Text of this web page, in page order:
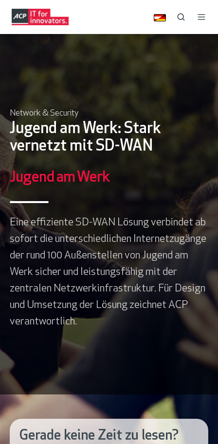
Network & Security
Jugend am Werk: Stark
vernetzt mit SD-WAN
Jugend am Werk
Eine effiziente SD-WAN Lösung verbindet ab
sofort die unterschiedlichen Internetzugänge
der rund 100 Außenstellen von Jugend am
Werk sicher und leistungsfähig mit der
zentralen Netzwerkinfrastruktur. Für Design
und Umsetzung der Lösung zeichnet ACP
verantwortlich.
Gerade keine Zeit zu lesen?